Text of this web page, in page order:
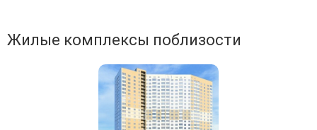
Жилые комплексы поблизости